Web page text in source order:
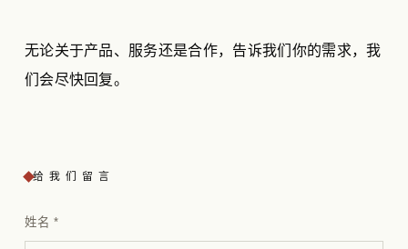
无论关于产品、服务还是合作，告诉我们你的需求，我
们会尽快回复。
给我们留言
姓名 *